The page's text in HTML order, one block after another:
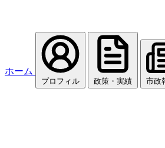
ホーム
プロフィル 政策・実績 市政